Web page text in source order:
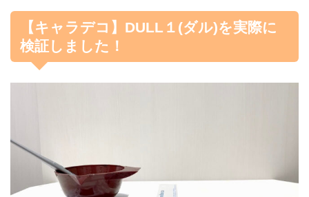
【キャラデコ】DULL１(ダル)を実際に
検証しました！